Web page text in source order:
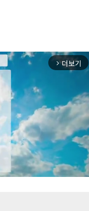
arrow_forward_ios 더보기